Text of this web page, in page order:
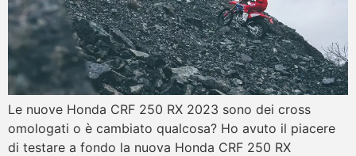
Le nuove Honda CRF 250 RX 2023 sono dei cross
omologati o è cambiato qualcosa? Ho avuto il piacere
di testare a fondo la nuova Honda CRF 250 RX